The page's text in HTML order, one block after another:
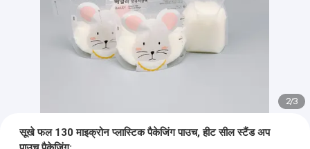
2/3
सूखे फल 130 माइक्रोन प्लास्टिक पैकेजिंग पाउच, हीट सील स्टैंड अप